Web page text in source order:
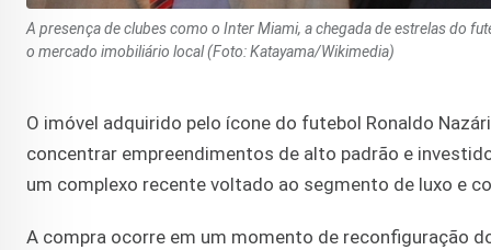
A presença de clubes como o Inter Miami, a chegada de estrelas do
o mercado imobiliário local (Foto: Katayama/Wikimedia)
O imóvel adquirido pelo ícone do futebol Ronaldo
concentrar empreendimentos de alto padrão e
um complexo recente voltado ao segmento de luxo e
A compra ocorre em um momento de reconfiguração